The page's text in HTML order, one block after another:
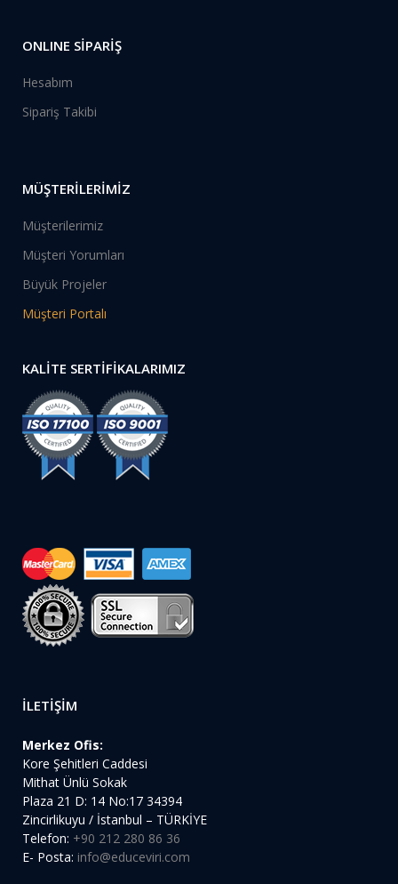
ONLINE SİPARİŞ
Hesabım
Sipariş Takibi
MÜŞTERİLERİMİZ
Müşterilerimiz
Müşteri Yorumları
Büyük Projeler
Müşteri Portalı
KALİTE SERTİFİKALARIMIZ
İLETİŞİM
Merkez Ofis:
Kore Şehitleri Caddesi
Mithat Ünlü Sokak
Plaza 21 D: 14 No:17 34394
Zincirlikuyu / İstanbul – TÜRKİYE
Telefon: +90 212 280 86 36
E- Posta: info@educeviri.com